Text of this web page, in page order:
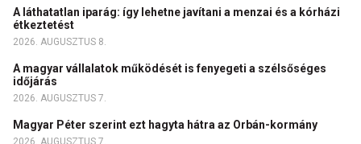
A láthatatlan iparág: így lehetne javítani a menzai és a kórházi
étkeztetést
2026. AUGUSZTUS 8.
A magyar vállalatok működését is fenyegeti a szélsőséges
időjárás
2026. AUGUSZTUS 7.
Magyar Péter szerint ezt hagyta hátra az Orbán-kormány